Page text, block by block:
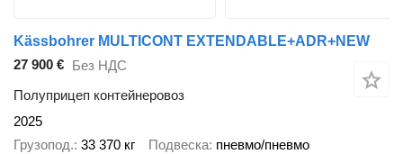
Kässbohrer MULTICONT EXTENDABLE+ADR+NEW
27 900 € Без НДС
Полуприцеп контейнеровоз
2025
Грузопод. 33 370 кг Подвеска пневмо/пневмо